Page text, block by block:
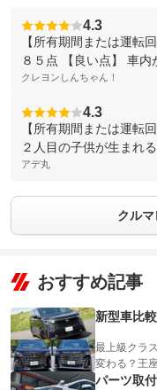
4.3
【所有期間または運転
８５点 【良い点】 車内
クレヨンしんちゃん！
4.3
【所有期間または運転
２人目の子供が生まれ
アデ丸
クル
おすすめ記事
新型車比
最上級クラ
変わる？王
パーツ取